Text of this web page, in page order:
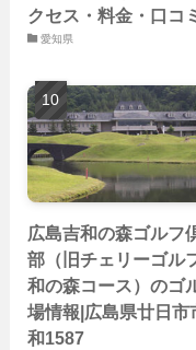
クセス・料金・口コ
愛知県
広島吉和の森ゴルフ
部（旧チェリーゴル
和の森コース）のゴ
場情報|広島県廿日市
和1587